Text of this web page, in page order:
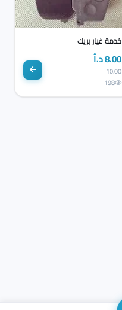
خدمة غيار بريك
8.00 د.أ
10.00
198